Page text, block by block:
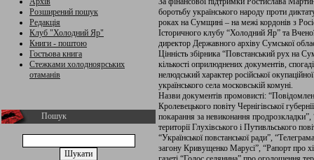
Розширений пошук
Редакція
Клуб "Холодний Яр"
Книги - поштою
Гостьова книга
Стежками холодноярських
отаманів
Пошук
боротьбу українського народу проти
роках на Сумщині – на межі кордонів з
Історичного клубу “Холодний Яр” та
директор Державного архіву Сумської
Цінність збірника “Повстанський рух на
кількості оприлюднених документів,
нелюдський характер російської
українського села московській комуні.
Назви документів промовисті:
Кролевецького повіту Чернігівської
покарання за невиконання
території Глухівського і Путивльського
“Української повстанської ради”,
загону Кривущенко Марусі”, “Рапорт про